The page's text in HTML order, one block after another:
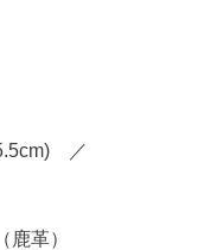
／
革）